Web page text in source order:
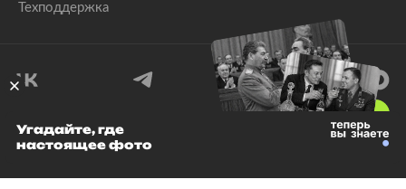
Техподдержка
© 1999–2026 Все права защищены.
Угадайте, где
настоящее фото